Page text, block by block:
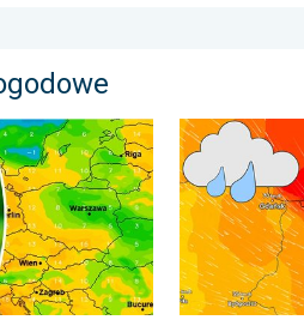
takie przyjemne?. Efekt
Sztorm,